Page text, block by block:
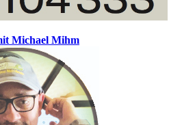
Michael Mihm